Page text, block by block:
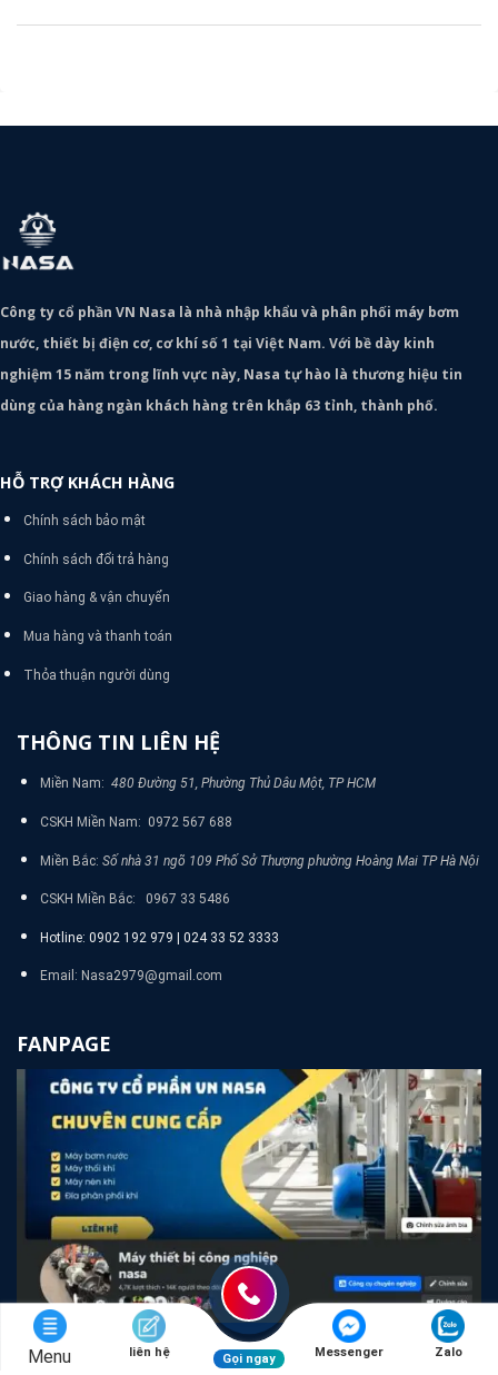
Công ty cổ phần VN Nasa là nhà nhập khẩu và phân phối máy bơm
nước, thiết bị điện cơ, cơ khí số 1 tại Việt Nam. Với bề dày kinh
nghiệm 15 năm trong lĩnh vực này, Nasa tự hào là thương hiệu tin
dùng của hàng ngàn khách hàng trên khắp 63 tỉnh, thành phố.
HỖ TRỢ KHÁCH HÀNG
Chính sách bảo mật
Chính sách đổi trả hàng
Giao hàng & vận chuyển
Mua hàng và thanh toán
Thỏa thuận người dùng
THÔNG TIN LIÊN HỆ
Miền Nam: 480 Đường 51, Phường Thủ Dâu Một, TP HCM
CSKH Miền Nam: 0972 567 688
Miền Bắc: Số nhà 31 ngõ 109 Phố Sở Thượng phường Hoàng Mai TP Hà Nội
CSKH Miền Bắc: 0967 33 5486
Hotline: 0902 192 979 | 024 33 52 3333
Email: Nasa2979@gmail.com
FANPAGE
Menu liên hệ Gọi ngay Messenger Zalo